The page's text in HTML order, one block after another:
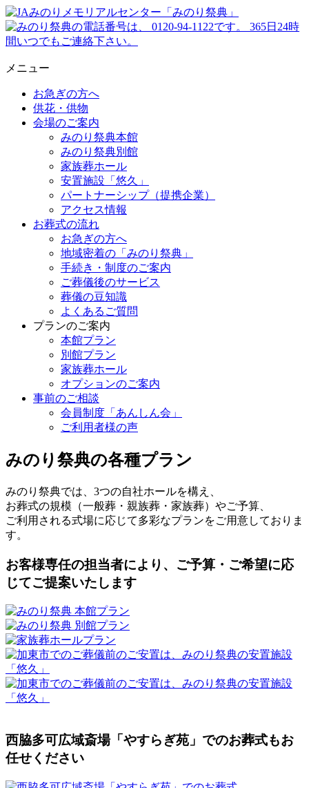
メニュー
お急ぎの方へ
供花・供物
会場のご案内
みのり祭典本館
みのり祭典別館
家族葬ホール
安置施設「悠久」
パートナーシップ（提携企業）
アクセス情報
お葬式の流れ
お急ぎの方へ
地域密着の「みのり祭典」
手続き・制度のご案内
ご葬儀後のサービス
葬儀の豆知識
よくあるご質問
プランのご案内
本館プラン
別館プラン
家族葬ホール
オプションのご案内
事前のご相談
会員制度「あんしん会」
ご利用者様の声
みのり祭典の各種プラン
みのり祭典では、3つの自社ホールを構え、
お葬式の規模（一般葬・親族葬・家族葬）やご予算、
ご利用される式場に応じて多彩なプランをご用意しておりま
す。
お客様専任の担当者により、ご予算・ご希望に応
じてご提案いたします
西脇多可広域斎場「やすらぎ苑」でのお葬式もお
任せください